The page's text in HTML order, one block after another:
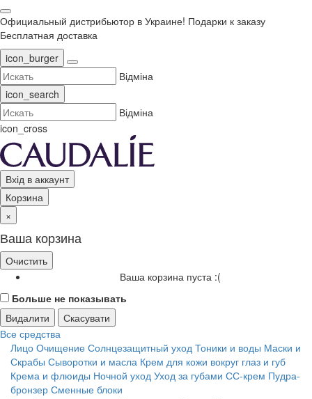
Официальный дистрибьютор в Украине! Подарки к заказу
Бесплатная доставка
icon_burger
Відміна
icon_search
Відміна
icon_cross
Вхід в аккаунт
Корзина
×
Ваша корзина
Очистить
Ваша корзина пуста :(
Больше не показывать
Видалити
Скасувати
Все средства
Лицо Очищение Солнцезащитный уход Тоники и воды Маски и
Скрабы Сыворотки и масла Крем для кожи вокруг глаз и губ
Крема и флюиды Ночной уход Уход за губами СС-крем Пудра-
бронзер Сменные блоки